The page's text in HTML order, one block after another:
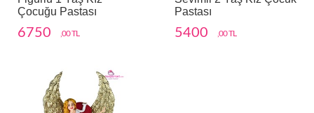
Çocuğu Pastası
6750 ,00 TL
Pastası
5400 ,00 TL